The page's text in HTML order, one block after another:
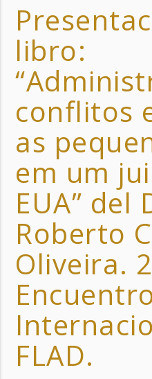
libro:
conflitos
as
em um
EUA” del
Roberto
Oliveira.
FLAD.